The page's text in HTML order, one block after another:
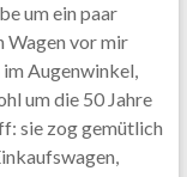
um ein paar
Wagen vor mir
Augenwinkel,
um die 50 Jahre
sie zog gemütlich